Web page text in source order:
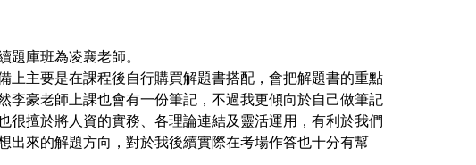
題庫班為凌襄老師。
上主要是在課程後自行購買解題書搭配，會把解題書的重點
李豪老師上課也會有一份筆記，不過我更傾向於自己做筆記
很擅於將人資的實務、各理論連結及靈活運用，有利於我們
出來的解題方向，對於我後續實際在考場作答也十分有幫